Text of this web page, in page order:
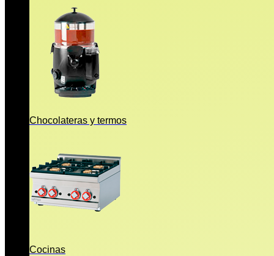
Chocolateras y termos
Cocinas